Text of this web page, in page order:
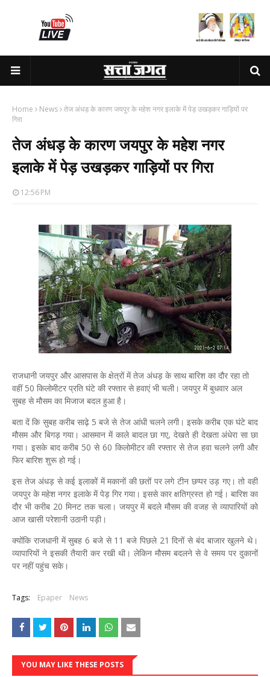
Home News तेज अंधड़ के कारण जयपुर के महेश नगर इलाके में पेड़ उखड़कर गाड़ियों पर
गिरा
तेज अंधड़ के कारण जयपुर के महेश नगर
इलाके में पेड़ उखड़कर गाड़ियों पर गिरा
12:56 PM
राजधानी जयपुर और आसपास के क्षेत्रों में तेज अंधड़ के साथ बारिश का दौर रहा तो
वहीं 50 किलोमीटर प्रति घंटे की रफ्तार से हवाएं भी चली। जयपुर में बुधवार अल
सुबह से मौसम का मिजाज बदल हुआ है।
बता दें कि सुबह करीब साढ़े 5 बजे से तेज आंधी चलने लगी। इसके करीब एक घंटे बाद
मौसम और बिगड़ गया। आसमान में काले बादल छा गए, देखते ही देखता अंधेरा सा छा
गया। इसके बाद करीब 50 से 60 किलोमीटर की रफ्तार से तेज हवा चलने लगी और
फिर बारिश शुरू हो गई।
इस तेज अंधड़ से कई इलाकों में मकानों की छतों पर लगे टीन छप्पर उड़ गए। तो वहीं
जयपुर के महेश नगर इलाके में पेड़ गिर गया। इससे कार क्षतिग्रस्त हो गई। बारिश का
दौर भी करीब 20 मिनट तक चला। जयपुर में बदले मौसम की वजह से व्यापारियों को
आज खासी परेशानी उठानी पड़ी।
क्योंकि राजधानी में सुबह 6 बजे से 11 बजे पिछले 21 दिनों से बंद बाजार खुलने थे।
व्यापारियों ने इसकी तैयारी कर रखी थी। लेकिन मौसम बदलने से वे समय पर दुकानों
पर नहीं पहुंच सके।
Tags: Epaper News
YOU MAY LIKE THESE POSTS